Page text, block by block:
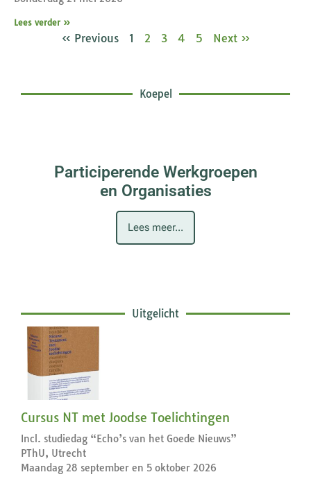
Lees verder »
« Previous 1 2 3 4 5 Next »
Koepel
Participerende Werkgroepen
en Organisaties
Lees meer...
Uitgelicht
Cursus NT met Joodse Toelichtingen
Incl. studiedag “Echo’s van het Goede Nieuws”
PThU, Utrecht
Maandag 28 september en 5 oktober 2026